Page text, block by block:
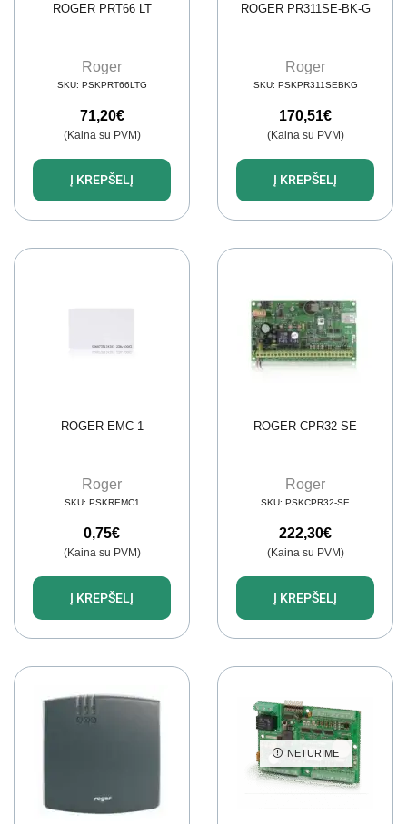
ROGER PRT66 LT
Roger
SKU: PSKPRT66LTG
71,20€
(Kaina su PVM)
Į KREPŠELĮ
ROGER PR311SE-BK-G
Roger
SKU: PSKPR311SEBKG
170,51€
(Kaina su PVM)
Į KREPŠELĮ
ROGER EMC-1
Roger
SKU: PSKREMC1
0,75€
(Kaina su PVM)
Į KREPŠELĮ
ROGER CPR32-SE
Roger
SKU: PSKCPR32-SE
222,30€
(Kaina su PVM)
Į KREPŠELĮ
NETURIME